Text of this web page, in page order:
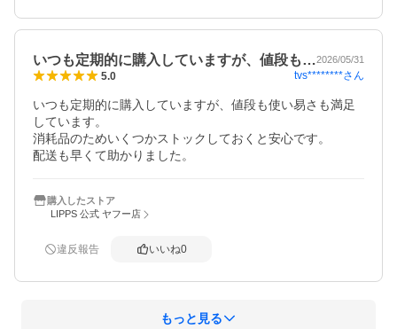
いつも定期的に購入していますが、値段も…2026/05/31
5.0 tvs********さん
いつも定期的に購入していますが、値段も使い易さも満足
しています。
消耗品のためいくつかストックしておくと安心です。
配送も早くて助かりました。
購入したストア
LIPPS 公式 ヤフー店
違反報告 いいね0
もっと見る